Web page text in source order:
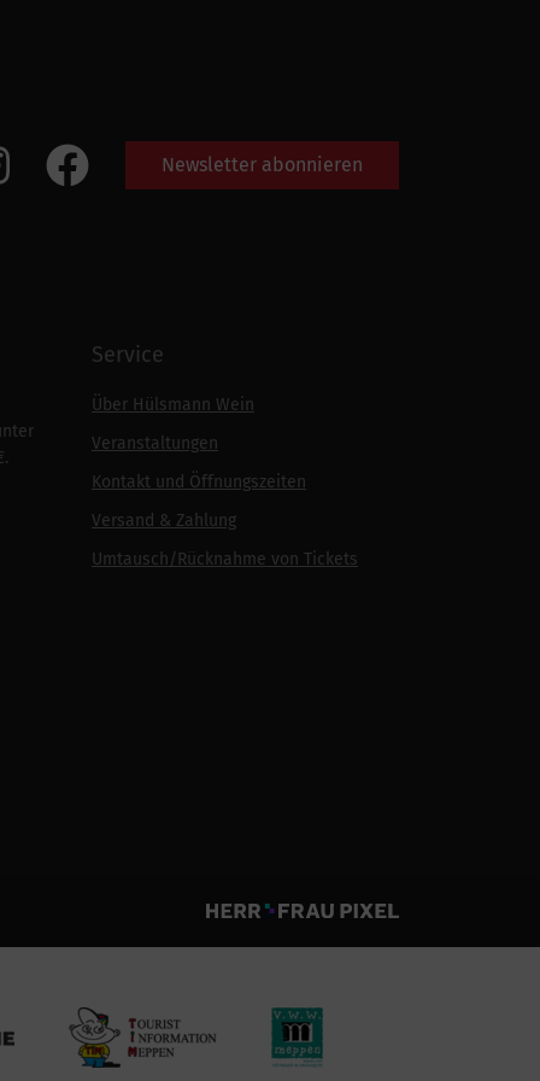
Newsletter abonnieren
Service
Über Hülsmann Wein
Veranstaltungen
Kontakt und Öffnungszeiten
Versand & Zahlung
Umtausch/Rücknahme von Tickets